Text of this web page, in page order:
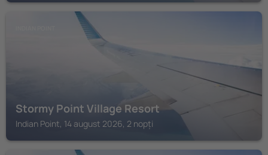
Stormy Point Village Resort
Indian Point, 14 august 2026, 2 nopți